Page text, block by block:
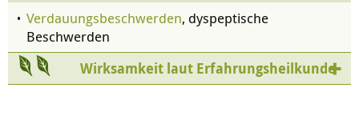
Verdauungsbeschwerden, dyspeptische
Beschwerden
Wirksamkeit laut Erfahrungsheilkunde